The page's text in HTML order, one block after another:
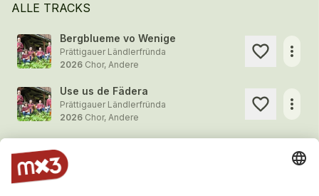
ALLE TRACKS
Bergblueme vo Wenige
Prättigauer Ländlerfründa
2026 Chor, Andere
more_horiz
Use us de Fädera
Prättigauer Ländlerfründa
2026 Chor, Andere
more_horiz
Prättigauer Ländlerfründa
2014
more_horiz